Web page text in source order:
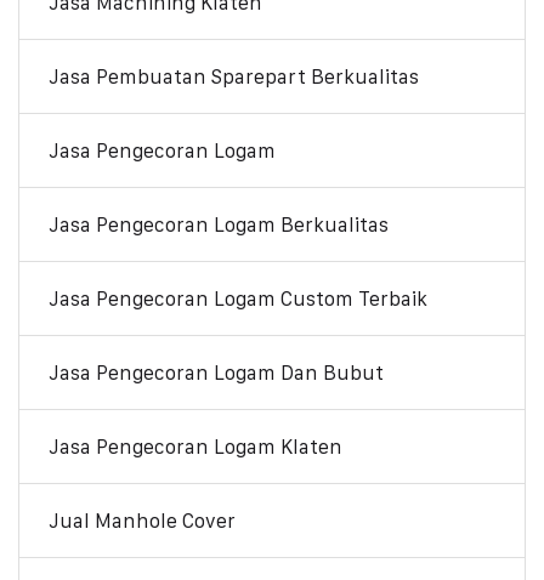
Jasa Pembuatan Sparepart Berkualitas
Jasa Pengecoran Logam
Jasa Pengecoran Logam Berkualitas
Jasa Pengecoran Logam Custom Terbaik
Jasa Pengecoran Logam Dan Bubut
Jasa Pengecoran Logam Klaten
Jual Manhole Cover